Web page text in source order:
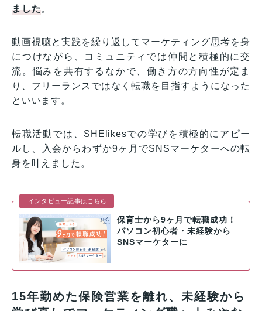
ました。
動画視聴と実践を繰り返してマーケティング思考を身
につけながら、コミュニティでは仲間と積極的に交
流。悩みを共有するなかで、働き方の方向性が定ま
り、フリーランスではなく転職を目指すようになった
といいます。
転職活動では、SHElikesでの学びを積極的にアピー
ルし、入会からわずか9ヶ月でSNSマーケターへの転
身を叶えました。
インタビュー記事はこちら
保育士から9ヶ月で転職成功！
パソコン初心者・未経験から
SNSマーケターに
15年勤めた保険営業を離れ、未経験から